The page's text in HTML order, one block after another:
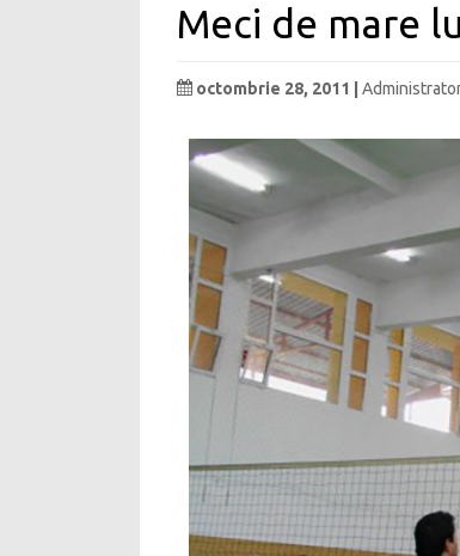
Meci de mare
octombrie 28, 2011 |